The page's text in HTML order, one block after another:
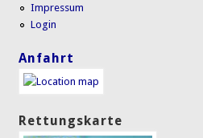
Impressum
Login
Anfahrt
Rettungskarte